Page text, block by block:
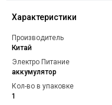
Характеристики
Производитель
Китай
Электро Питание
аккумулятор
Кол-во в упаковке
1